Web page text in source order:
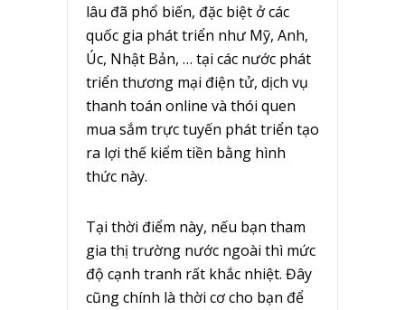
lâu đã phổ biến, đặc biệt ở các
quốc gia phát triển như Mỹ, Anh,
Úc, Nhật Bản, … tại các nước phát
triển thương mại điện tử, dịch vụ
thanh toán online và thói quen
mua sắm trực tuyến phát triển tạo
ra lợi thế kiểm tiền bằng hình
thức này.
Tại thời điểm này, nếu bạn tham
gia thị trường nước ngoài thì mức
độ cạnh tranh rất khắc nhiệt. Đây
cũng chính là thời cơ cho bạn để